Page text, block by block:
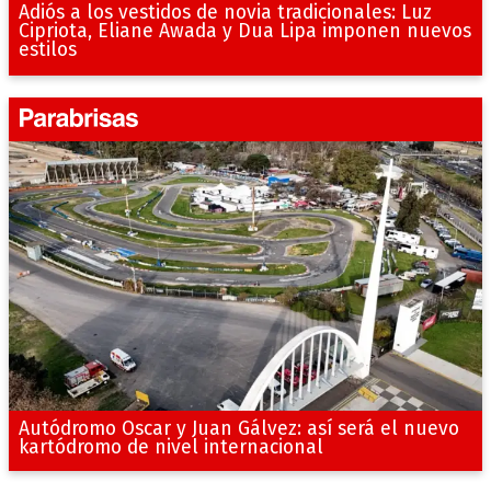
Adiós a los vestidos de novia tradicionales: Luz
Cipriota, Eliane Awada y Dua Lipa imponen nuevos
estilos
Autódromo Oscar y Juan Gálvez: así será el nuevo
kartódromo de nivel internacional